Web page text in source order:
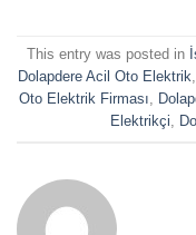
This entry was posted in
Dolapdere Acil Oto Elektrik
Oto Elektrik Firması
Elektrikçi